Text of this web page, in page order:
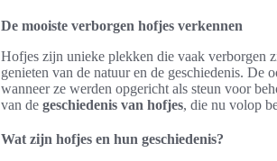
De mooiste verborgen hofjes verkennen
Hofjes zijn unieke plekken die vaak verborgen
genieten van de natuur en de geschiedenis. De
wanneer ze werden opgericht als steun voor
van de geschiedenis van hofjes, die nu volop
Wat zijn hofjes en hun geschiedenis?